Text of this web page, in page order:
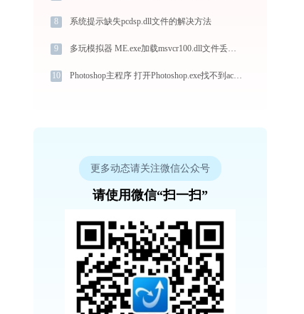
8 系统提示缺失pcdsp.dll文件的解决方法
9 多玩模拟器 ME.exe加载msvcr100.dll文件丢失处理办法
10 Photoshop主程序 打开Photoshop.exe找不到ace.dll怎么办
更多动态请关注微信公众号
请使用微信“扫一扫”